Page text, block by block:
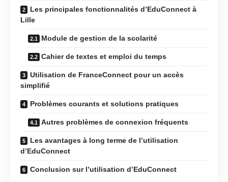
Les principales fonctionnalités d’EduConnect à
Lille
Module de gestion de la scolarité
Cahier de textes et emploi du temps
Utilisation de FranceConnect pour un accès
simplifié
Problèmes courants et solutions pratiques
Autres problèmes de connexion fréquents
Les avantages à long terme de l’utilisation
d’EduConnect
Conclusion sur l’utilisation d’EduConnect